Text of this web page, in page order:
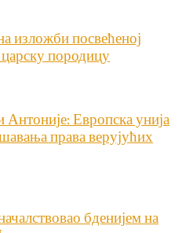
изложби посвећеној
породицу
Европска унија
права верујућих
бденијем на